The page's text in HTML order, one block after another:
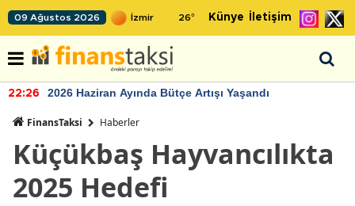
09 Ağustos 2026 26° Künye İletişim
22:26 2026 Haziran Ayında Bütçe Artışı Yaşandı
FinansTaksi Haberler
Küçükbaş Hayvancılıkta
2025 Hedefi